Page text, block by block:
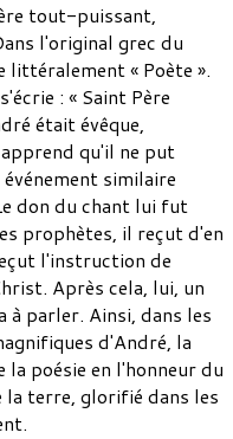
tout-puissant,
l'original grec du
littéralement « Poète ».
: « Saint Père
était évêque,
qu'il ne put
similaire
don du chant lui fut
prophètes, il reçut d'en
l'instruction de
Après cela, lui, un
à parler. Ainsi, dans les
d'André, la
la poésie en l'honneur du
la terre, glorifié dans les